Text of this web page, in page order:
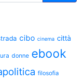
cibo cinema città
donne ebook
filosofia